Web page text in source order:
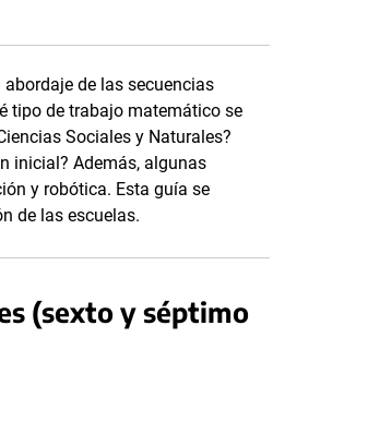
de las secuencias
tipo de trabajo matemático se
Sociales y Naturales?
inicial? Además, algunas
y robótica. Esta guía se
de las escuelas.
(sexto y séptimo